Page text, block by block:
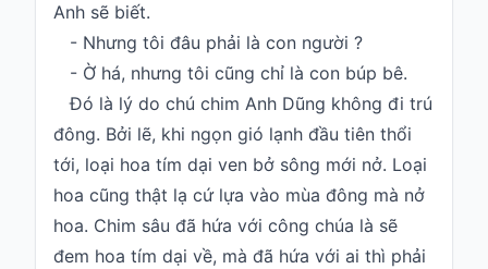
Anh sẽ biết.
- Nhưng tôi đâu phải là con người ?
- Ờ há, nhưng tôi cũng chỉ là con búp bê.
Đó là lý do chú chim Anh Dũng không đi trú
đông. Bởi lẽ, khi ngọn gió lạnh đầu tiên thổi
tới, loại hoa tím dại ven bở sông mới nở. Loại
hoa cũng thật lạ cứ lựa vào mùa đông mà nở
hoa. Chim sâu đã hứa với công chúa là sẽ
đem hoa tím dại về, mà đã hứa với ai thì phải